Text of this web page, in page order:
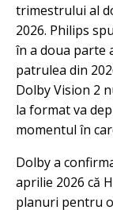
trimestrului al
2026. Philips
în a doua parte
patrulea din
Dolby Vision 2
la format va
momentul în
Dolby a
aprilie 2026 că
planuri pentru